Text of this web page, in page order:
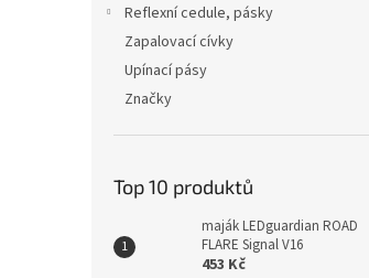
Reflexní cedule, pásky
Zapalovací cívky
Upínací pásy
Značky
Top 10 produktů
maják LEDguardian ROAD
FLARE Signal V16
453 Kč